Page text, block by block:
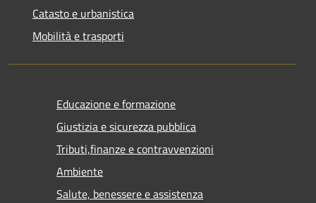
Catasto e urbanistica
Mobilità e trasporti
Educazione e formazione
Giustizia e sicurezza pubblica
Tributi,finanze e contravvenzioni
Ambiente
Salute, benessere e assistenza